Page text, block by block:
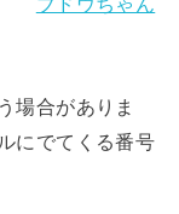
場合がありま
にでてくる番号